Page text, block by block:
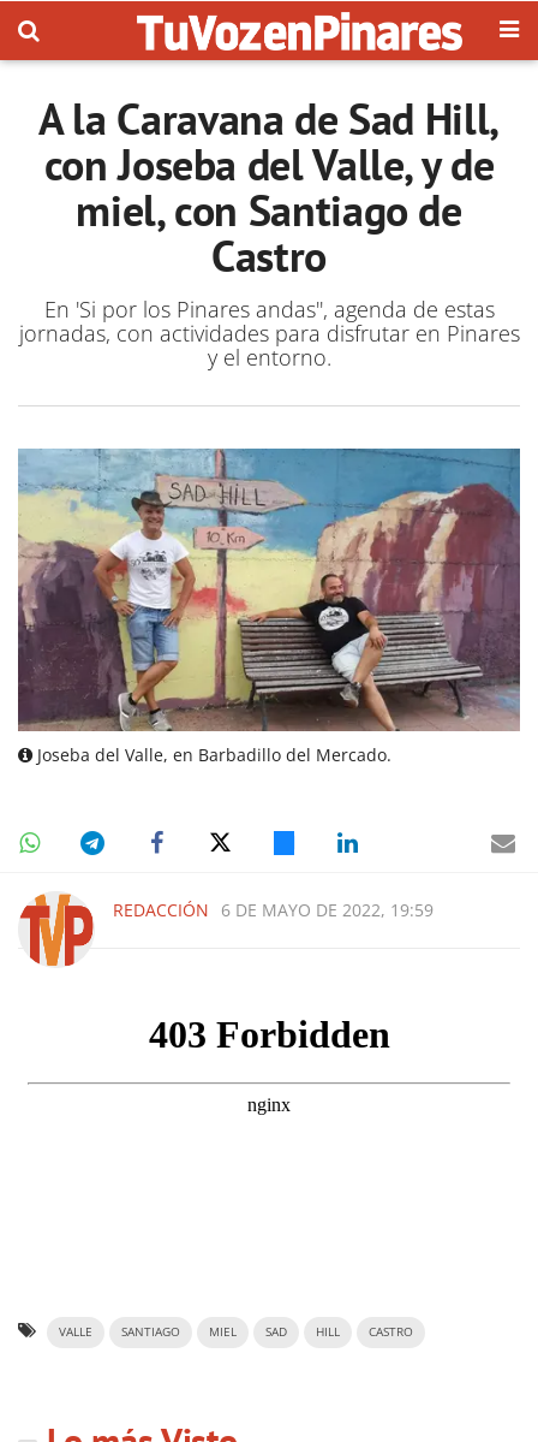
A la Caravana de Sad Hill,
con Joseba del Valle, y de
miel, con Santiago de
Castro
En 'Si por los Pinares andas'', agenda de estas
jornadas, con actividades para disfrutar en Pinares
y el entorno.
Joseba del Valle, en Barbadillo del Mercado.
REDACCIÓN 6 DE MAYO DE 2022, 19:59
VALLE SANTIAGO MIEL SAD HILL CASTRO